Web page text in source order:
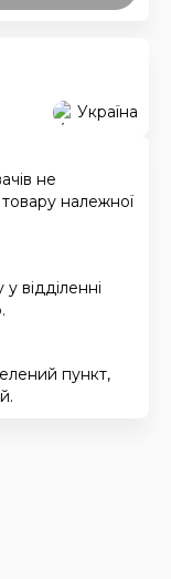
Україна
не
належної
відділенні
пункт,